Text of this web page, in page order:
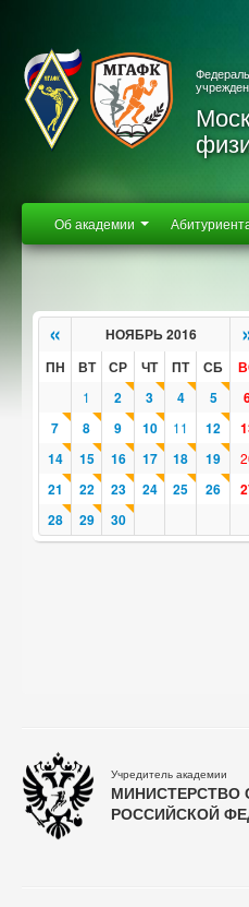
Об академии
« НОЯБРЬ 2016
ПН ВТ СР ЧТ ПТ СБ
1 2 3 4 5
7
8 9 10 11 12
14
15 16 17 18 19
21 22 23 24 25 26
28
29 30
Учредитель академии
МИНИСТЕРСТВО
РОССИЙСКОЙ